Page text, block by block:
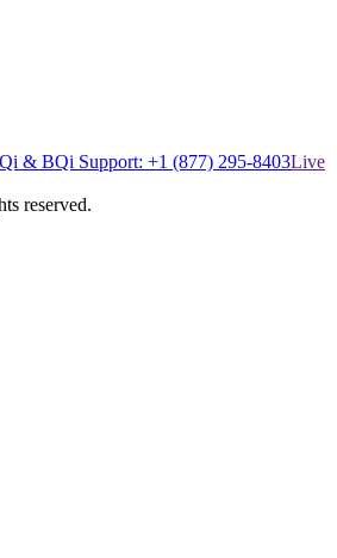
& BQi Support: +1 (877) 295-8403Live
reserved.